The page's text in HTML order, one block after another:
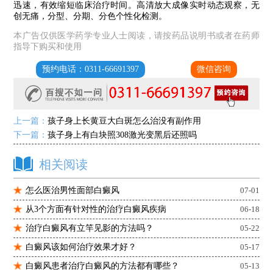
迅速，有效缩短临床治疗时间。高清放大成像实时动态观察，无
创无痛，分型、分期、分色个性化检测。
本广告仅供医学药学专业人士阅读，请按药品说明书或者在药师
指导下购买和使用
预约电话：0311-66691397 微信咨询
上一篇：孩子身上长黄豆大白斑怎么治没有副作用
下一篇：孩子身上有白块照308激光变黑后还照吗
相关阅读
怎么医治男性面部白癜风 07-01
从3个方面有针对性的治疗白癜风疾病 06-18
治疗白癜风有立竿见影的方法吗？ 05-22
白癜风该如何治疗效果才好？ 05-17
白癜风患者治疗白癜风的方法都有哪些？ 05-13